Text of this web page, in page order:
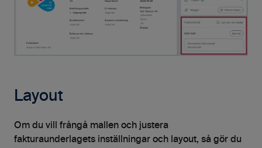
Layout
Om du vill frångå mallen och justera
fakturaunderlagets inställningar och layout, så gör du